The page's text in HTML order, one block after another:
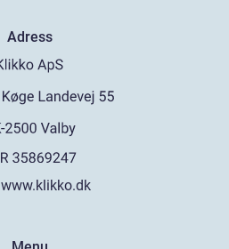
Adress
www.klikko.dk